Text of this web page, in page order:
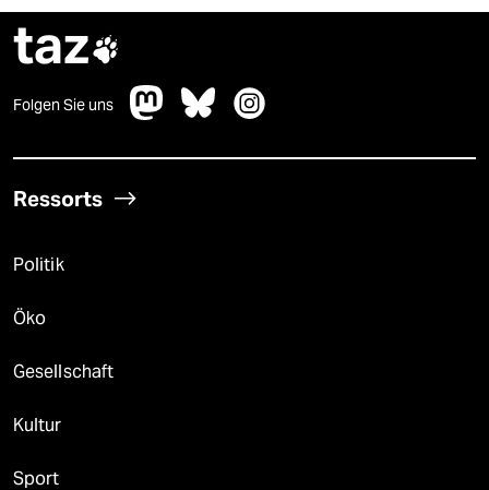
taz
Folgen Sie uns
Ressorts
Politik
Öko
Gesellschaft
Kultur
Sport